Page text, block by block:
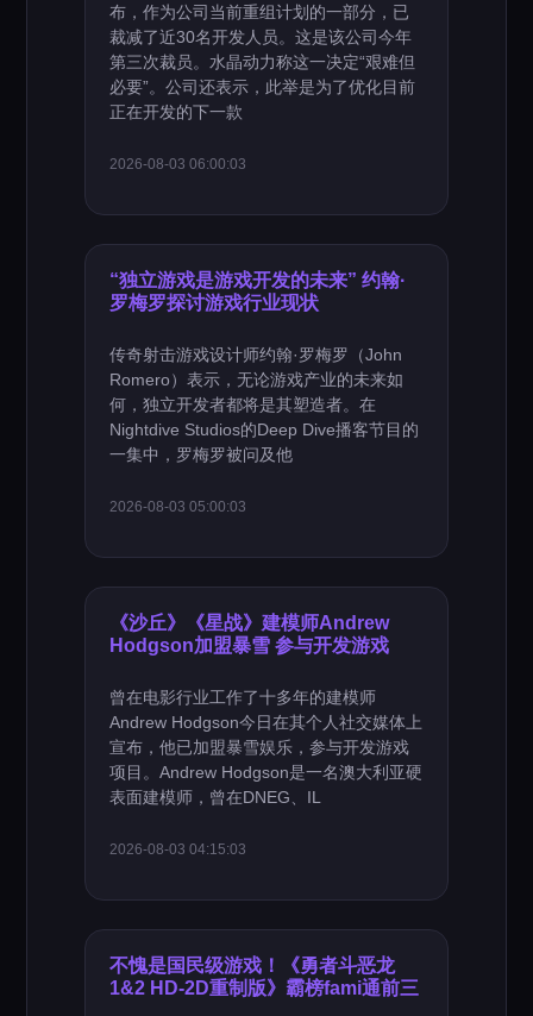
布，作为公司当前重组计划的一部分，已
裁减了近30名开发人员。这是该公司今年
第三次裁员。水晶动力称这一决定“艰难但
必要”。公司还表示，此举是为了优化目前
正在开发的下一款
2026-08-03 06:00:03
“独立游戏是游戏开发的未来” 约翰·
罗梅罗探讨游戏行业现状
传奇射击游戏设计师约翰·罗梅罗（John
Romero）表示，无论游戏产业的未来如
何，独立开发者都将是其塑造者。在
Nightdive Studios的Deep Dive播客节目的
一集中，罗梅罗被问及他
2026-08-03 05:00:03
《沙丘》《星战》建模师Andrew
Hodgson加盟暴雪 参与开发游戏
曾在电影行业工作了十多年的建模师
Andrew Hodgson今日在其个人社交媒体上
宣布，他已加盟暴雪娱乐，参与开发游戏
项目。Andrew Hodgson是一名澳大利亚硬
表面建模师，曾在DNEG、IL
2026-08-03 04:15:03
不愧是国民级游戏！《勇者斗恶龙
1&2 HD-2D重制版》霸榜fami通前三